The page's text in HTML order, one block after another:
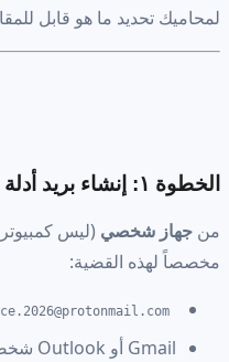
لمحاميك تحديد ما هو قابل
الخطوة ١: إنشاء بريد أدلة شخصي
من جهاز شخصي (ليس
مخصصاً لهذه القضية:
Gmail أو Outlook شخصي بـ